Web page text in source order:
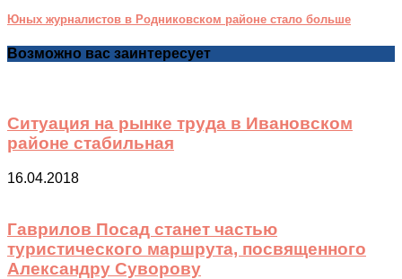
Юных журналистов в Родниковском районе стало больше
Возможно вас заинтересует
Ситуация на рынке труда в Ивановском
районе стабильная
16.04.2018
Гаврилов Посад станет частью
туристического маршрута, посвященного
Александру Суворову